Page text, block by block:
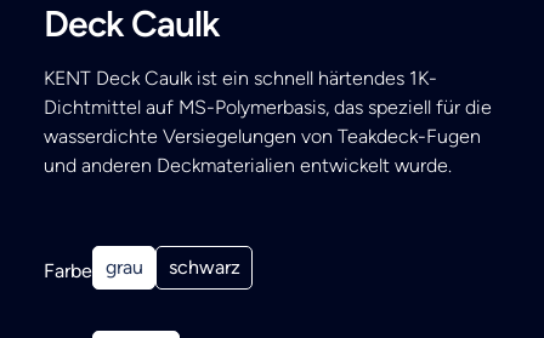
Deck Caulk
KENT Deck Caulk ist ein schnell härtendes 1K-
Dichtmittel auf MS-Polymerbasis, das speziell für die
wasserdichte Versiegelungen von Teakdeck-Fugen
und anderen Deckmaterialien entwickelt wurde.
Farbe grau schwarz